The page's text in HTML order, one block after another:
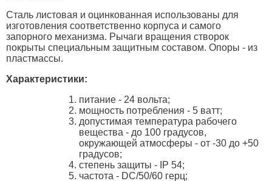
Сталь листовая и оцинкованная использованы для
изготовления соответственно корпуса и самого
запорного механизма. Рычаги вращения створок
покрыты специальным защитным составом. Опоры - из
пластмассы.
Характеристики:
питание - 24 вольта;
мощность потребления - 5 ватт;
допустимая температура рабочего
вещества - до 100 градусов,
окружающей атмосферы - от -30 до +50
градусов;
степень защиты - IP 54;
частота - DC/50/60 герц;